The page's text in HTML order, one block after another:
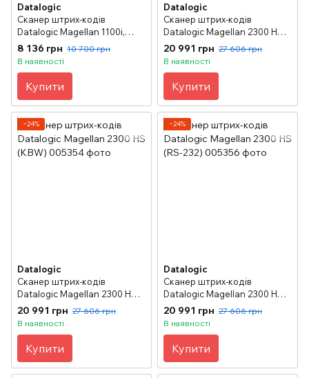
Datalogic
Сканер штрих-кодів
Datalogic Magellan 1100i,
чорний
8 136 грн 10 700 грн
В наявності
Купити
Datalogic
Сканер штрих-кодів
Datalogic Magellan 2300 НS
(USB)
20 991 грн 27 606 грн
В наявності
Купити
−24%
Datalogic
Сканер штрих-кодів
Datalogic Magellan 2300 НS
(KBW)
20 991 грн 27 606 грн
В наявності
Купити
−24%
Datalogic
Сканер штрих-кодів
Datalogic Magellan 2300 НS
(RS-232)
20 991 грн 27 606 грн
В наявності
Купити